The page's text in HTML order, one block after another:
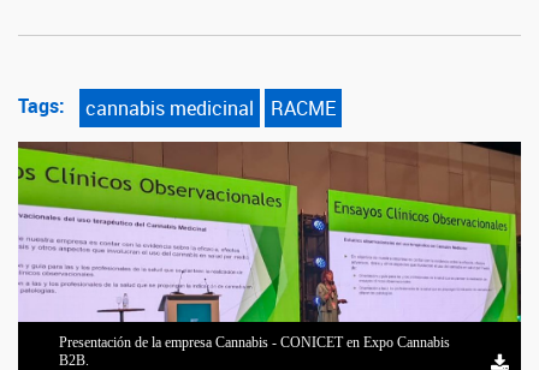
Tags: cannabis medicinal RACME
Presentación de la empresa Cannabis - CONICET en Expo Cannabis
B2B.